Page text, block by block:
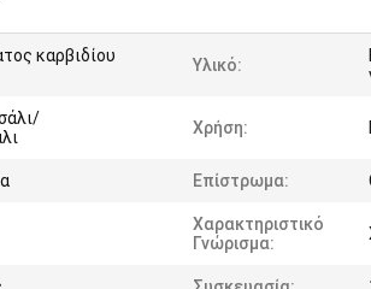
καρβιδίου
Υλικό:
Χρήση:
Επίστρωμα:
Χαρακτηριστικό
Γνώρισμα: